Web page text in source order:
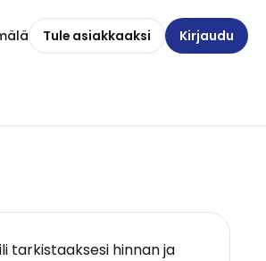
Tule asiakkaaksi Kirjaudu
tarkistaaksesi hinnan ja